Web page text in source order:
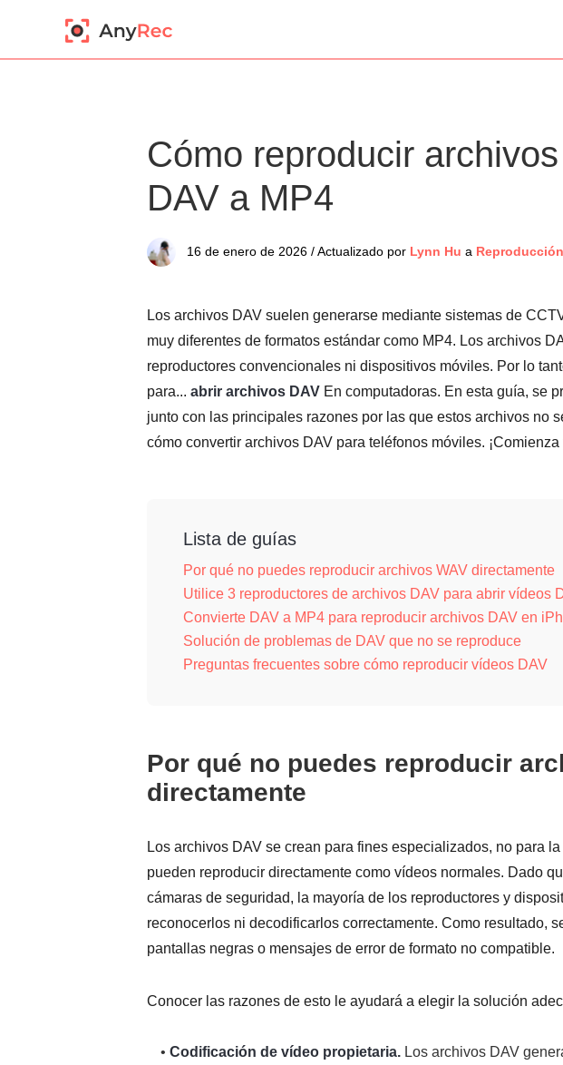
Cómo reproducir
DAV a MP4
16 de enero de 2026 / Actualizado por Lynn Hu a Reproducción
Los archivos DAV suelen generarse mediante sistemas de
muy diferentes de formatos estándar como MP4. Los archivos
reproductores convencionales ni dispositivos móviles. Por lo
para... abrir archivos DAV En computadoras. En esta guía, se
junto con las principales razones por las que estos archivos no
cómo convertir archivos DAV para teléfonos móviles. ¡Comienza
Lista de guías
Por qué no puedes reproducir archivos WAV directamente
Utilice 3 reproductores de archivos DAV para abrir vídeos
Convierte DAV a MP4 para reproducir archivos DAV en
Solución de problemas de DAV que no se reproduce
Preguntas frecuentes sobre cómo reproducir vídeos DAV
Por qué no puedes reproducir
directamente
Los archivos DAV se crean para fines especializados, no para
pueden reproducir directamente como vídeos normales. Dado
cámaras de seguridad, la mayoría de los reproductores y
reconocerlos ni decodificarlos correctamente. Como resultado,
pantallas negras o mensajes de error de formato no compatible.
Conocer las razones de esto le ayudará a elegir la solución
• Codificación de vídeo propietaria. Los archivos DAV